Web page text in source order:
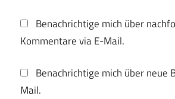
Benachrichtige mich über
Kommentare via E-Mail.
Benachrichtige mich über neue
Mail.